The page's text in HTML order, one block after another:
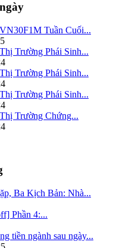
Tuần Cuối...
Trường Phái Sinh...
Trường Phái Sinh...
Trường Phái Sinh...
Trường Chứng...
Ba Kịch Bản: Nhà...
Phần 4:...
tiền ngành sau ngày...